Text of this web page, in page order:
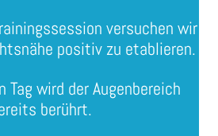
versuchen wir
positiv zu etablieren.
Tag wird der Augenbereich
berührt.